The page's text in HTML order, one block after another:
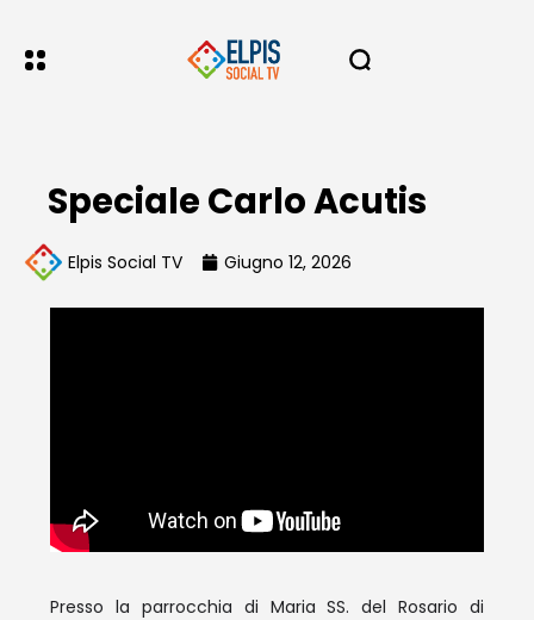
Speciale Carlo Acutis
Elpis Social TV Giugno 12, 2026
Presso la parrocchia di Maria SS. del Rosario di